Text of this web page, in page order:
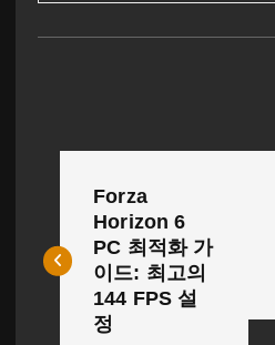
색
Forza
Horizon 6
PC 최적화 가
이드: 최고의
144 FPS 설
정